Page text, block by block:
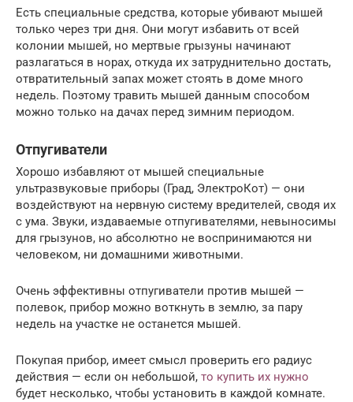
Есть специальные средства, которые убивают мышей
только через три дня. Они могут избавить от всей
колонии мышей, но мертвые грызуны начинают
разлагаться в норах, откуда их затруднительно достать,
отвратительный запах может стоять в доме много
недель. Поэтому травить мышей данным способом
можно только на дачах перед зимним периодом.
Отпугиватели
Хорошо избавляют от мышей специальные
ультразвуковые приборы (Град, ЭлектроКот) — они
воздействуют на нервную систему вредителей, сводя их
с ума. Звуки, издаваемые отпугивателями, невыносимы
для грызунов, но абсолютно не воспринимаются ни
человеком, ни домашними животными.
Очень эффективны отпугиватели против мышей —
полевок, прибор можно воткнуть в землю, за пару
недель на участке не останется мышей.
Покупая прибор, имеет смысл проверить его радиус
действия — если он небольшой, то купить их нужно
будет несколько, чтобы установить в каждой комнате.